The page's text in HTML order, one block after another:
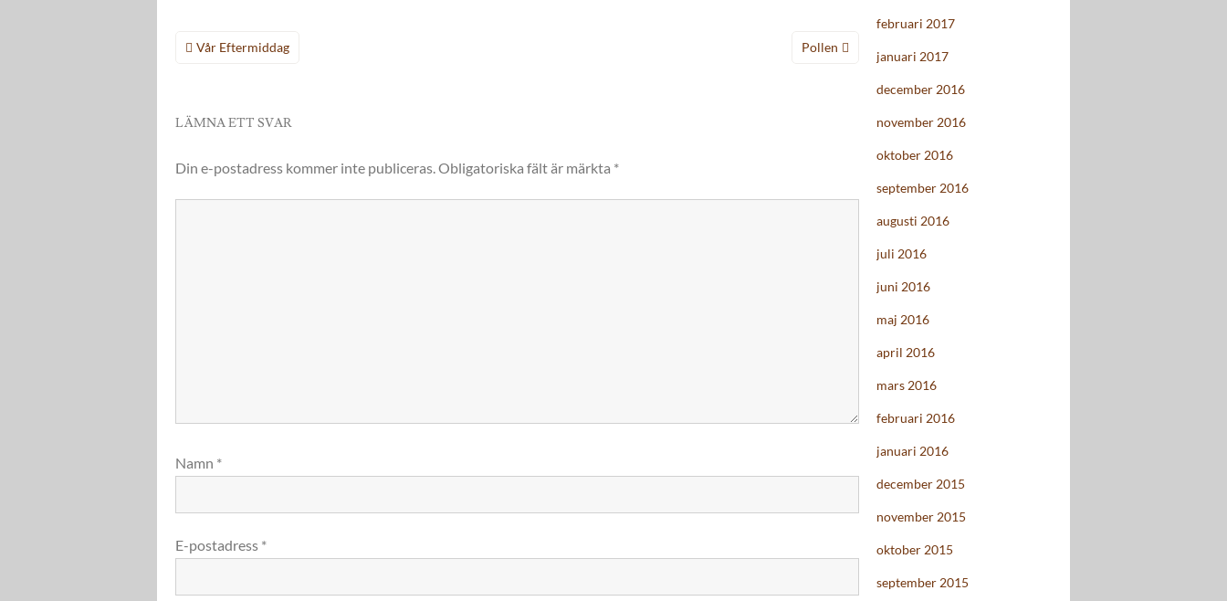
Inläggsnavigering
Vår Eftermiddag Pollen
LÄMNA ETT SVAR
Din e-postadress kommer inte publiceras. Obligatoriska fält är märkta *
Namn *
E-postadress *
februari 2017
januari 2017
december 2016
november 2016
oktober 2016
september 2016
augusti 2016
juli 2016
juni 2016
maj 2016
april 2016
mars 2016
februari 2016
januari 2016
december 2015
november 2015
oktober 2015
september 2015